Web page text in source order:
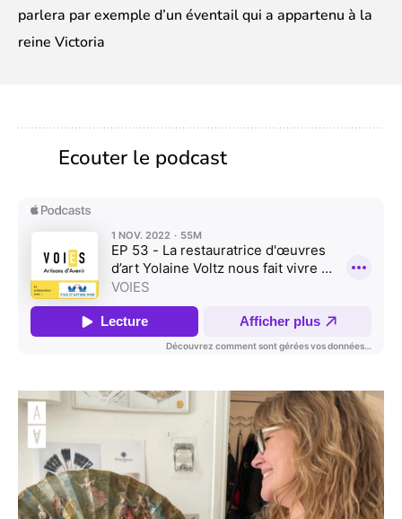
parlera par exemple d’un éventail qui a appartenu à la
reine Victoria
Ecouter le podcast